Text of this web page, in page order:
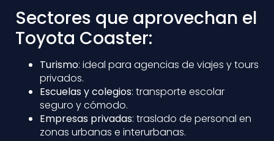
Sectores que aprovechan el
Toyota Coaster:
Turismo: ideal para agencias de viajes y tours
privados.
Escuelas y colegios: transporte escolar
seguro y cómodo.
Empresas privadas: traslado de personal en
zonas urbanas e interurbanas.